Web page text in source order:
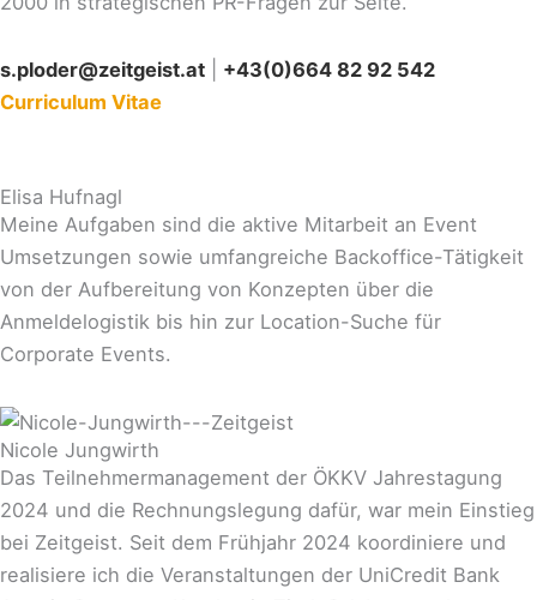
s.ploder@zeitgeist.at
+43(0)664 82 92 542
Curriculum Vitae
Elisa Hufnagl
Meine Aufgaben sind die aktive Mitarbeit an Event
Umsetzungen sowie umfangreiche Backoffice-Tätigkeit
von der Aufbereitung von Konzepten über die
Anmeldelogistik bis hin zur Location-Suche für
Corporate Events.
Nicole Jungwirth
Das Teilnehmermanagement der ÖKKV Jahrestagung
2024 und die Rechnungslegung dafür, war mein Einstieg
bei Zeitgeist. Seit dem Frühjahr 2024 koordiniere und
realisiere ich die Veranstaltungen der UniCredit Bank